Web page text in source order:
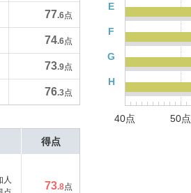
77.6点
74.6点
73.9点
76.3点
E
F
G
H
40点 50点
得点
人
73.8点